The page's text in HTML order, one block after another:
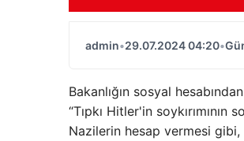
admin•29.07.2024 04:20•
Bakanlığın sosyal
“Tıpkı Hitler'in soykırımının
Nazilerin hesap vermesi gibi,